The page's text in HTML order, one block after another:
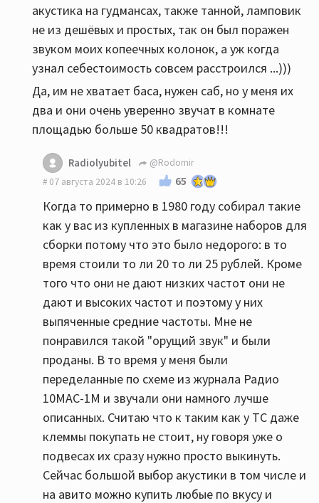
акустика на гудмансах, также танной, ламповик
не из дешёвых и простых, так он был поражен
звуком моих копеечных колонок, а уж когда
узнал себестоимость совсем расстроился ...)))
Да, им не хватает баса, нужен саб, но у меня их
два и они очень уверенно звучат в комнате
площадью больше 50 квадратов!!!
Radiolyubitel
@Rodomir
07 августа 2024 в 10:26
65
Когда то примерно в 1980 году собирал такие
как у вас из купленных в магазине наборов для
сборки потому что это было недорого: в то
время стоили то ли 20 то ли 25 рублей. Кроме
того что они не дают низких частот они не
дают и высоких частот и поэтому у них
выпяченные средние частоты. Мне не
понравился такой "орущий звук" и были
проданы. В то время у меня были
переделанные по схеме из журнала Радио
10МАС-1М и звучали они намного лучше
описанных. Считаю что к таким как у ТС даже
клеммы покупать не стоит, ну говоря уже о
подвесах их сразу нужно просто выкинуть.
Сейчас большой выбор акустики в том числе и
на авито можно купить любые по вкусу и